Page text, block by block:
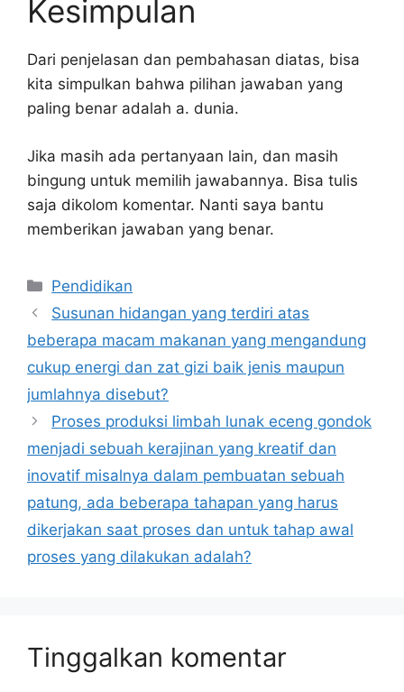
Kesimpulan
Dari penjelasan dan pembahasan diatas, bisa
kita simpulkan bahwa pilihan jawaban yang
paling benar adalah a. dunia.
Jika masih ada pertanyaan lain, dan masih
bingung untuk memilih jawabannya. Bisa tulis
saja dikolom komentar. Nanti saya bantu
memberikan jawaban yang benar.
Kategori
Pendidikan
Susunan hidangan yang terdiri atas
beberapa macam makanan yang mengandung
cukup energi dan zat gizi baik jenis maupun
jumlahnya disebut?
Proses produksi limbah lunak eceng gondok
menjadi sebuah kerajinan yang kreatif dan
inovatif misalnya dalam pembuatan sebuah
patung, ada beberapa tahapan yang harus
dikerjakan saat proses dan untuk tahap awal
proses yang dilakukan adalah?
Tinggalkan komentar